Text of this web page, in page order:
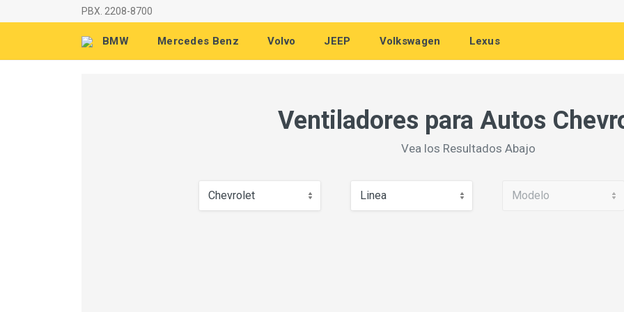
PBX. 2208-8700
BMW Mercedes Benz Volvo JEEP Volkswagen Lexus
Ventiladores para Autos
Vea los Resultados Abajo